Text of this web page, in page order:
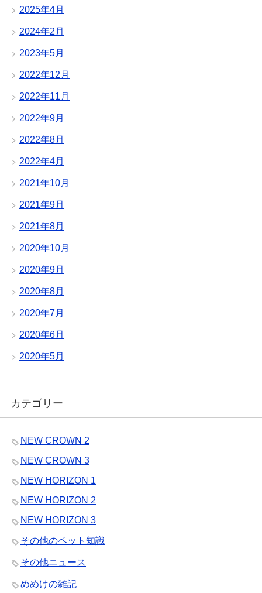
2025年4月
2024年2月
2023年5月
2022年12月
2022年11月
2022年9月
2022年8月
2022年4月
2021年10月
2021年9月
2021年8月
2020年10月
2020年9月
2020年8月
2020年7月
2020年6月
2020年5月
カテゴリー
NEW CROWN 2
NEW CROWN 3
NEW HORIZON 1
NEW HORIZON 2
NEW HORIZON 3
その他のペット知識
その他ニュース
めめけの雑記